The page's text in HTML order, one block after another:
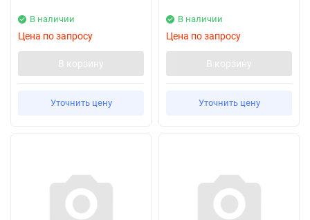
В наличии
Цена по запросу
В корзину
Уточнить цену
В наличии
Цена по запросу
В корзину
Уточнить цену